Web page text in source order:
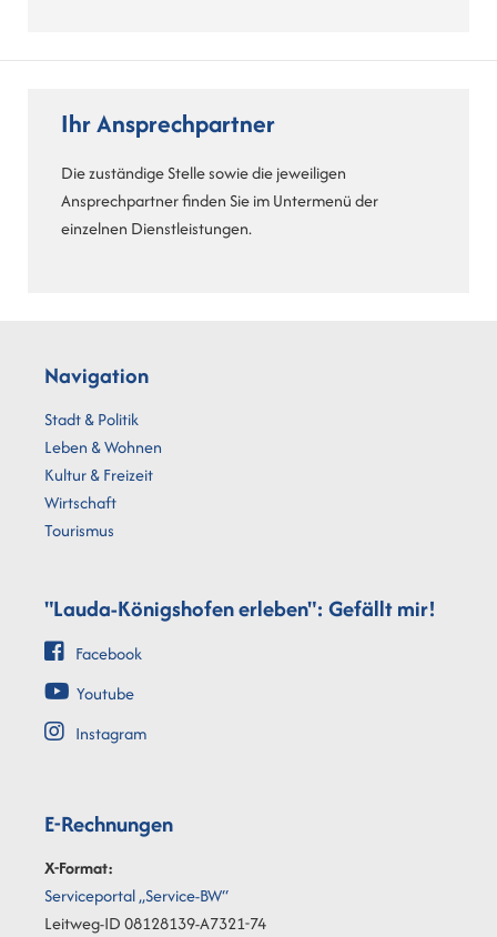
Ihr Ansprechpartner
Die zuständige Stelle sowie die jeweiligen
Ansprechpartner finden Sie im Untermenü der
einzelnen Dienstleistungen.
Navigation
Stadt & Politik
Leben & Wohnen
Kultur & Freizeit
Wirtschaft
Tourismus
"Lauda-Königshofen erleben": Gefällt mir!
Facebook
Youtube
Instagram
E-Rechnungen
X-Format:
Serviceportal „Service-BW“
Leitweg-ID 08128139-A7321-74